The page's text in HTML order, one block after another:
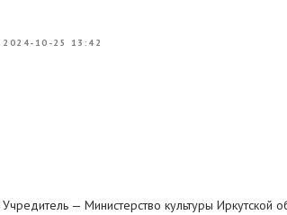
2024-10-25 13:42
Учредитель — Министерство культуры Иркутской